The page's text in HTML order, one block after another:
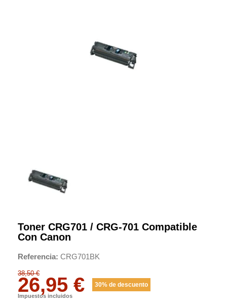
Toner CRG701 / CRG-701 Compatible
Con Canon
Referencia CRG701BK
38,50 €
26,95 € 30% de descuento
Impuestos incluidos